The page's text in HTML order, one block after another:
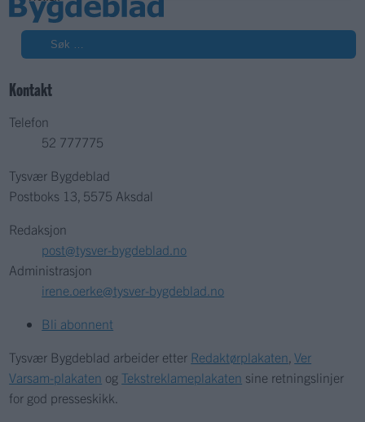
Søk
Kontakt
Telefon
52 777775
Tysvær Bygdeblad
Postboks 13, 5575 Aksdal
Redaksjon
post@tysver-bygdeblad.no
Administrasjon
irene.oerke@tysver-bygdeblad.no
Bli abonnent
Tysvær Bygdeblad arbeider etter Redaktørplakaten ,Ver
Varsam-plakaten og Tekstreklameplakaten sine retningslinjer
for god presseskikk.